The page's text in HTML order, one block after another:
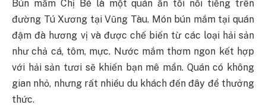
Bún mắm Chị Bé là một quán ăn tối nổi tiếng trên
đường Tú Xương tại Vũng Tàu. Món bún mắm tại quán
đậm đà hương vị và được chế biến từ các loại hải sản
như chả cá, tôm, mực. Nước mắm thơm ngon kết hợp
với hải sản tươi sẽ khiến bạn mê mẩn. Quán có không
gian nhỏ, nhưng rất nhiều du khách đến đây để thưởng
thức.